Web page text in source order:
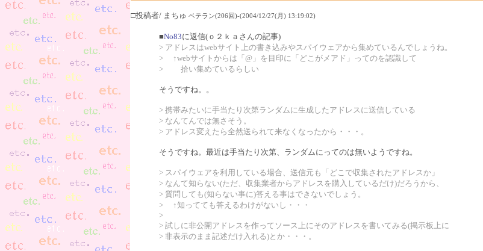
□投稿者/ まちゅ ベテラン(206回)-(2004/12/27(月) 13:19:02)
■No83に返信(ｏ２ｋａさんの記事)
> アドレスはwebサイト上の書き込みやスパイウェアから集めているんでしょうね。
> ↑webサイトからは「@」を目印に「どこがメアド」ってのを認識して
> 拾い集めているらしい
そうですね。。
> 携帯みたいに手当たり次第ランダムに生成したアドレスに送信している
> なんてんでは無さそう。
> アドレス変えたら全然送られて来なくなったから・・・。
そうですね。最近は手当たり次第、ランダムにってのは無いようですね。
> スパイウェアを利用している場合、送信元も「どこで収集されたアドレスか」
> なんて知らない(ただ、収集業者からアドレスを購入しているだけ)だろうから、
> 質問しても(知らない事に)答える事はできないでしょう。
> ↑知ってても答えるわけがないし・・・
>
> 試しに非公開アドレスを作ってソース上にそのアドレスを書いてみる(掲示板上に
> 非表示のまま記述だけ入れる)とか・・・。